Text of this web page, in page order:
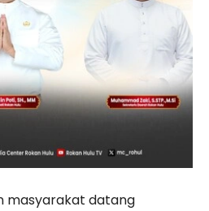
masyarakat datang